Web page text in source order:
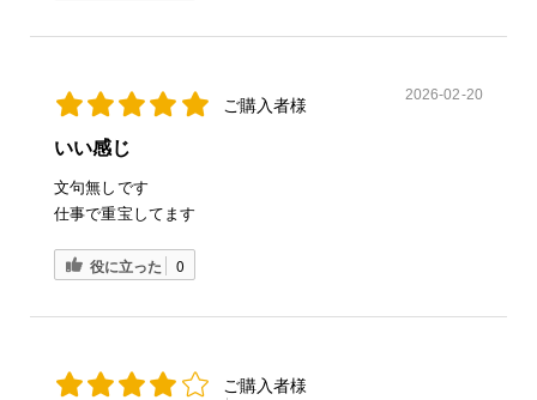
ご購入者様
2026-02-20
いい感じ
文句無しです
仕事で重宝してます
役に立った 0
ご購入者様